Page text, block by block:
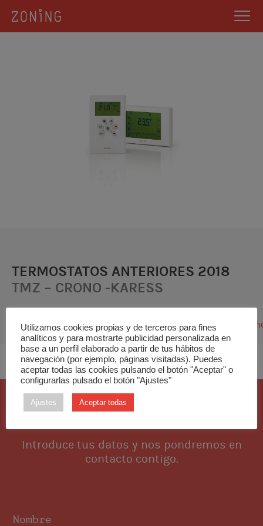
TERMOSTATOS ANTERIORES 2018
TMZ – CRONO -KARESS
apartadohttp://zoning.es/inicio/tecnico/soporte/
garantias-2/
Quiero esta pieza
Introduce tus datos y nos pondremos en
contacto contigo.
Utilizamos cookies propias y de terceros para fines
analíticos y para mostrarte publicidad personalizada en
base a un perfil elaborado a partir de tus hábitos de
navegación (por ejemplo, páginas visitadas). Puedes
aceptar todas las cookies pulsando el botón "Aceptar" o
configurarlas pulsado el botón "Ajustes"
Ajustes Aceptar todas